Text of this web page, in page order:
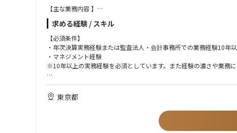
「5年後、10年後になりたい姿になるためにはどこに行くべきか？」
「この瞬間、ぼんやりと希望する次のキャリアは本当に望ましいも
求人紹介
直近でのご転職の必要性の有無、もし転職するご決断をされる際に
求人票からだけでは読み取ることのできない企業の「温度」を提示
選考対策
書類選考に向けて、各業界の専門知識を生かし添削を実施
能力や特性に応じた面接対策の実施
内定受諾後には、『お祝い飯』を実施
【主な業務内容 】
・財務会計（単体決算・連結決算）
・開示書類作成、監査法人対応
・管理会計（HD化を見据えた管理会計基盤の設計・刷新）
・HD化に伴うグループ経理体制の構築
・経理業務のAI活用・再設計の推進
・（本人の意欲次第で拡大可）FP&A、内部統制、経営企画、資本政
■上場企業経理
上場企業における一連の決算作業や監査法人対応に携わることができ
社長（経理責任者出身で2025年1月に社長就任）に対し直接レポート
求める経験 / スキル
【必須条件】
・年次決算実務経験または監査法人・会計事務所での業務経験10年
・マネジメント経験
※10年以上の実務経験を必須としています。また経験の濃さや業務に
【歓迎要件】
・公認会計士、税理士
・日商簿記1級
・管理会計の実務経験または事業会社やコンサルティング会社、
・経理業務効率化に関する経験、またはAIへの興味関心のある方
東京都